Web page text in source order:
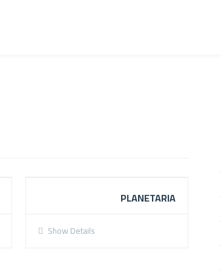
PLANETARIA
Show Details